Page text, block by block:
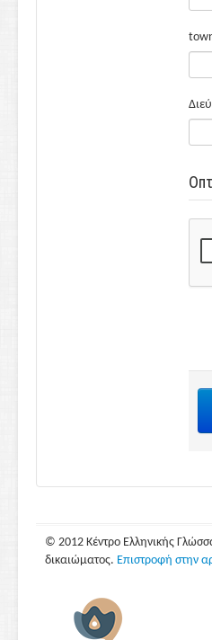
© 2012 Κέντρο Ελληνικής
δικαιώματος. Επιστροφή στην